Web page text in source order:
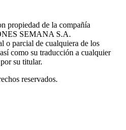
propiedad de la compañía
SEMANA S.A.
o parcial de cualquiera de los
como su traducción a cualquier
su titular.
reservados.